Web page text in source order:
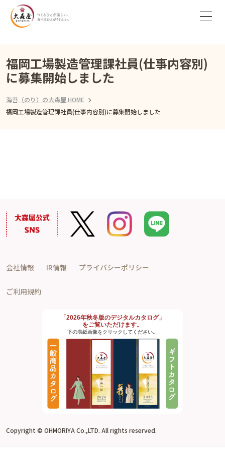
福岡工場製造管理課社員(仕事内容別)
に募集開始しました
海苔（のり）の大森屋 HOME
福岡工場製造管理課社員(仕事内容別)に募集開始しました
会社情報 IR情報 プライバシーポリシー
ご利用規約
「2026年秋冬版のデジタルカタログ」
をご覧いただけます。
下の表紙画像をクリックしてください。
Copyright © OHMORIYA Co.,LTD. All rights reserved.